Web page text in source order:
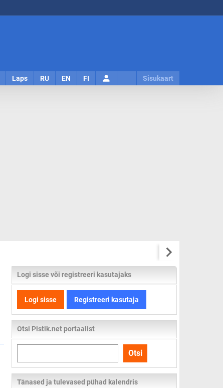
Laps RU EN FI Sisukaart
Logi sisse või registreeri kasutajaks
Logi sisse Registreeri kasutaja
Otsi Pistik.net portaalist
kogu
lehelt
Otsi
Tänased ja tulevased pühad kalendris